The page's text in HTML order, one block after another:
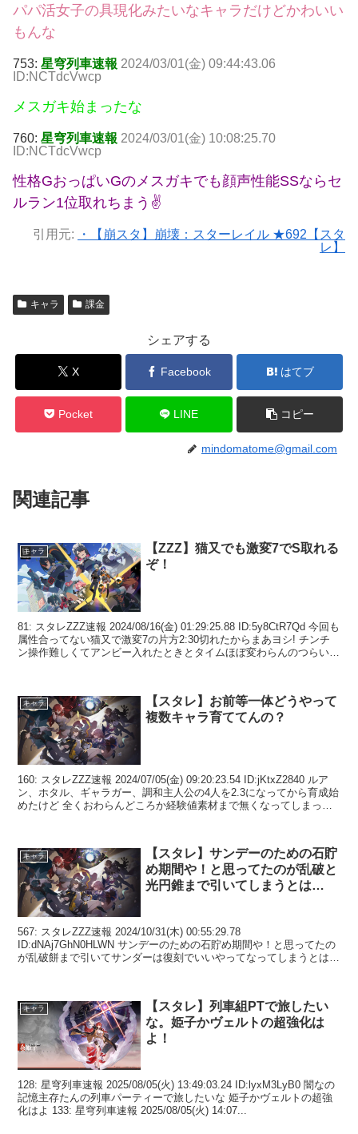
パパ活女子の具現化みたいなキャラだけどかわいい
もんな
753: 星穹列車速報 2024/03/01(金) 09:44:43.06
ID:NCTdcVwcp
メスガキ始まったな
760: 星穹列車速報 2024/03/01(金) 10:08:25.70
ID:NCTdcVwcp
性格GおっぱいGのメスガキでも顔声性能SSならセ
ルラン1位取れちまう✌
引用元:
・【崩スタ】崩壊：スターレイル ★692【スタ
レ】
キャラ 課金
シェアする
X Facebook はてブ
Pocket LINE コピー
mindomatome@gmail.com
関連記事
キャラ
【ZZZ】猫又でも激変7でS取れる
ぞ！
81: スタレZZZ速報 2024/08/16(金) 01:29:25.88 ID:5y8CtR7Qd 今回も
属性合ってない猫又で激変7の片方2:30切れたからまあヨシ! チンチ
ン操作難しくてアンビー入れたときとタイムほぼ変わらんのつらい
キャラ
【スタレ】お前等一体どうやって
複数キャラ育ててんの？
160: スタレZZZ速報 2024/07/05(金) 09:20:23.54 ID:jKtxZ2840 ルア
ン、ホタル、ギャラガー、調和主人公の4人を2.3になってから育成始
めたけど 全くおわらんどころか経験値素材まで無くなってしまった
キャラ
【スタレ】サンデーのための石貯
め期間や！と思ってたのが乱破と
光円錐まで引いてしまうとは…
567: スタレZZZ速報 2024/10/31(木) 00:55:29.78
ID:dNAj7GhN0HLWN サンデーのための石貯め期間や！と思ってたの
が乱破餅まで引いてサンダーは復刻でいいやってなってしまうとは
キャラ
【スタレ】列車組PTで旅したい
な。姫子かヴェルトの超強化は
よ！
128: 星穹列車速報 2025/08/05(火) 13:49:03.24 ID:lyxM3LyB0 闇なの
記憶主存たんの列車パーティーで旅したいな 姫子かヴェルトの超強
化はよ 133: 星穹列車速報 2025/08/05(火) 14:07...